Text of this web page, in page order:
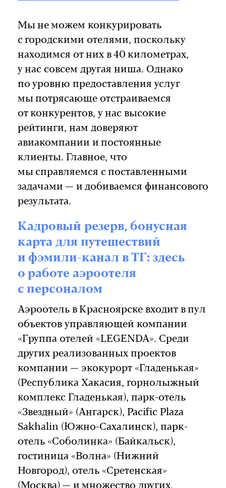
Мы не можем конкурировать
с городскими отелями, поскольку
находимся от них в 40 километрах,
у нас совсем другая ниша. Однако
по уровню предоставления услуг
мы потрясающе отстраиваемся
от конкурентов, у нас высокие
рейтинги, нам доверяют
авиакомпании и постоянные
клиенты. Главное, что
мы справляемся с поставленными
задачами — и добиваемся финансового
результата.
Кадровый резерв, бонусная
карта для путешествий
и фэмили-канал в ТГ: здесь
о работе аэроотеля
с персоналом
Аэроотель в Красноярске входит в пул
объектов управляющей компании
«Группа отелей «LEGENDA». Среди
других реализованных проектов
компании — экокурорт «Гладенькая»
(Республика Хакасия, горнолыжный
комплекс Гладенькая), парк-отель
«Звездный» (Ангарск), Pacific Plaza
Sakhalin (Южно-Сахалинск), парк-
отель «Соболинка» (Байкальск),
гостиница «Волна» (Нижний
Новгород), отель «Сретенская»
(Москва) — и множество других.